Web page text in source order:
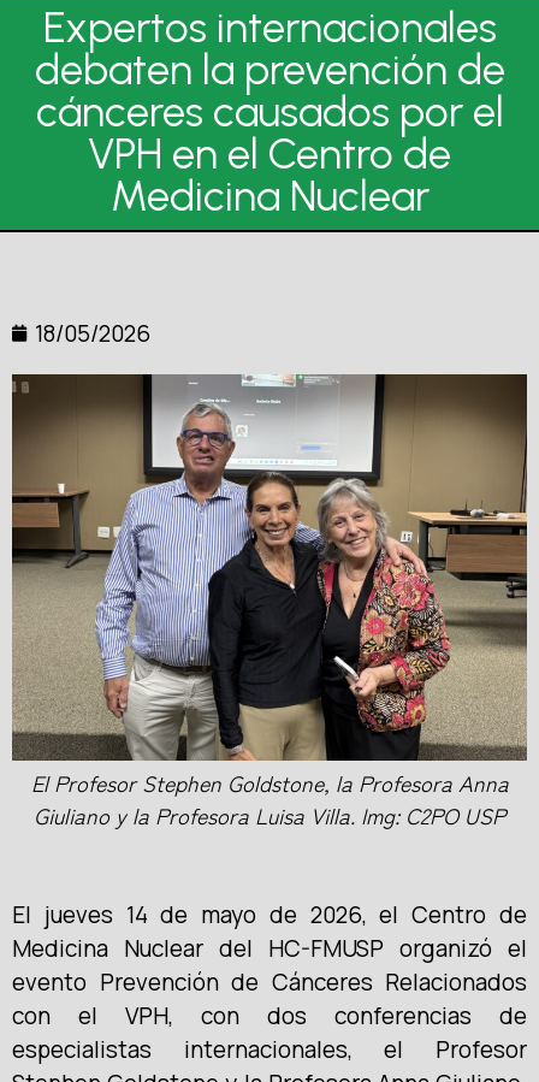
Expertos internacionales
debaten la prevención de
cánceres causados por el
VPH en el Centro de
Medicina Nuclear
18/05/2026
El Profesor Stephen Goldstone, la Profesora Anna
Giuliano y la Profesora Luisa Villa. Img: C2PO USP
El jueves 14 de mayo de 2026, el Centro de
Medicina Nuclear del HC-FMUSP organizó el
evento Prevención de Cánceres Relacionados
con el VPH, con dos conferencias de
especialistas internacionales, el Profesor